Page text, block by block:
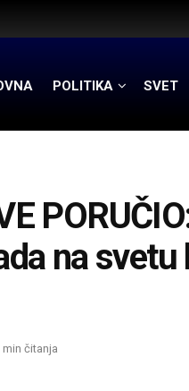
POLITIKA SVET
na
min čitanja